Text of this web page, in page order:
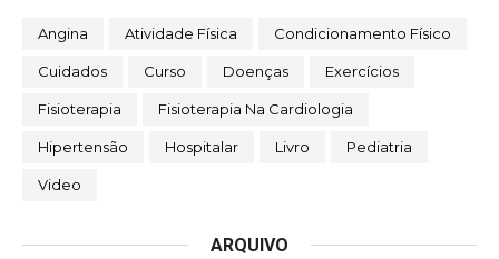
Angina Atividade Física Condicionamento Físico
Cuidados Curso Doenças Exercícios
Fisioterapia Fisioterapia Na Cardiologia
Hipertensão Hospitalar Livro Pediatria
Video
ARQUIVO